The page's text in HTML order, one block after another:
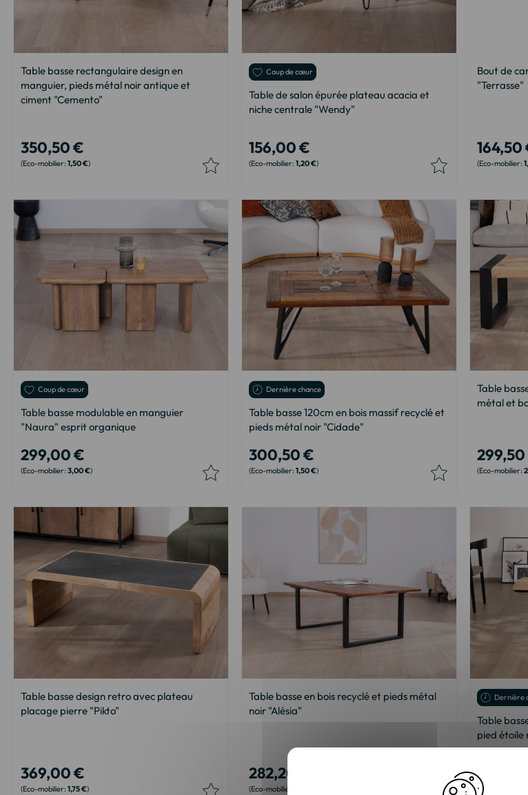
Table basse rectangulaire design en
manguier, pieds métal noir antique et
ciment "Cemento"
350,50 €
1,50 €
Coup de cœur
Table de salon épurée plateau acacia et
niche centrale "Wendy"
156,00 €
1,20 €
Bout de
"Terrasse"
164,50
Coup de cœur
Table basse modulable en manguier
"Naura" esprit organique
299,00 €
3,00 €
Dernière chance
Table basse 120cm en bois massif recyclé et
pieds métal noir "Cidade"
300,50 €
1,50 €
Table
métal et
Table basse design retro avec plateau
placage pierre "Pikto"
369,00 €
1,75 €
Table basse en bois recyclé et pieds métal
noir "Alésia"
282,20 €
Dernière
Table
pied étoile
289,50 €